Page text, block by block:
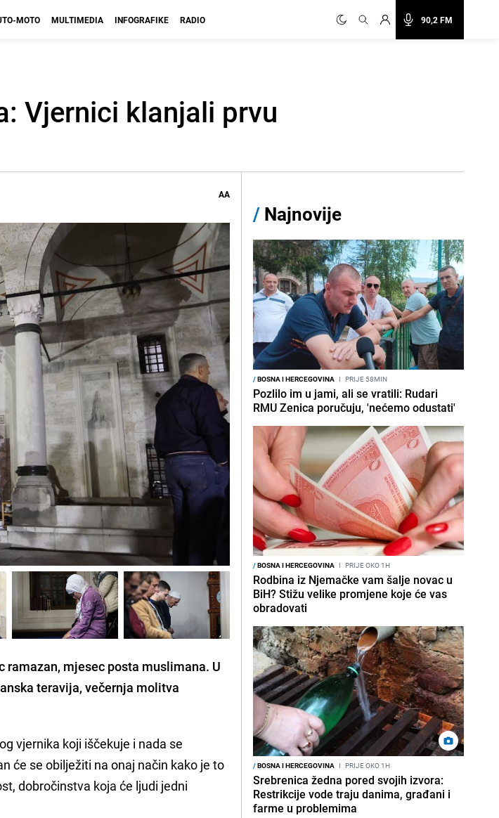
90,2 FM
MOTO MULTIMEDIA INFOGRAFIKE RADIO
Vjernici klanjali prvu
AA
mjesec posta muslimana. U
teravija, večernja molitva
vjernika koji iščekuje i nada se
će se obilježiti na onaj način kako je to
dobročinstva koja će ljudi jedni
/ Najnovije
/BOSNA I HERCEGOVINA I PRIJE 58MIN
Pozlilo im u jami, ali se vratili: Rudari
RMU Zenica poručuju, 'nećemo odustati'
/BOSNA I HERCEGOVINA I PRIJE OKO 1H
Rodbina iz Njemačke vam šalje novac u
BiH? Stižu velike promjene koje će vas
obradovati
/BOSNA I HERCEGOVINA I PRIJE OKO 1H
Srebrenica žedna pored svojih izvora:
Restrikcije vode traju danima, građani i
farme u problemima